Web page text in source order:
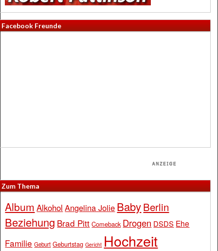
Facebook Freunde
Zum Thema
Album Alkohol Angelina Jolie BabyBerlin
Beziehung Brad Pitt Comeback Drogen DSDS Ehe
Familie Geburt Geburtstag Gericht Hochzeit